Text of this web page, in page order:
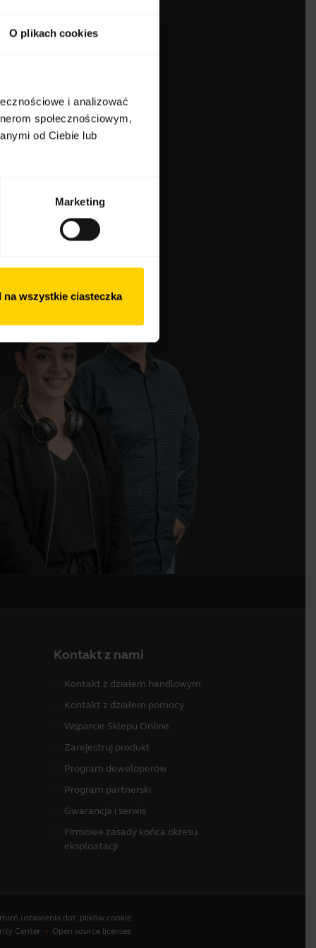
O plikach cookies
i analizować
społecznościowym,
od Ciebie lub
Marketing
na wszystkie ciasteczka
Kontakt z nami
Kontakt z działem handlowym
Kontakt z działem pomocy
Wsparcie Sklepu Online
Zarejestruj produkt
Program deweloperów
Program partnerski
Gwarancja i serwis
Firmowe zasady końca okresu
eksploatacji
ustawienia dot. plików cookie
Center Open source licenses